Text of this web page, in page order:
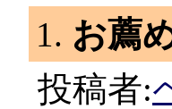
1. お薦
投稿者: